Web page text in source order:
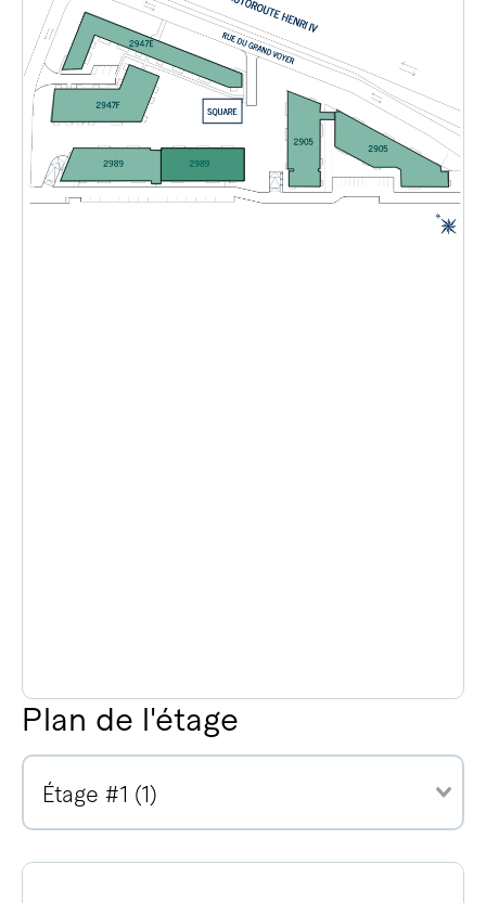
Plan de l'étage
Étage #1 (1)